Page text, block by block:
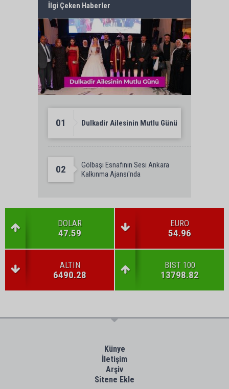
İlgi Çeken Haberler
01 Dulkadir Ailesinin Mutlu Günü
02
Gölbaşı Esnafının Sesi Ankara
Kalkınma Ajansı'nda
DOLAR
47.59
EURO
54.96
ALTIN
6490.28
BIST 100
13798.82
Künye
İletişim
Arşiv
Sitene Ekle